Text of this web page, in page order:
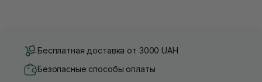
Бесплатная доставка от 3000 UAH
Безопасные способы оплаты